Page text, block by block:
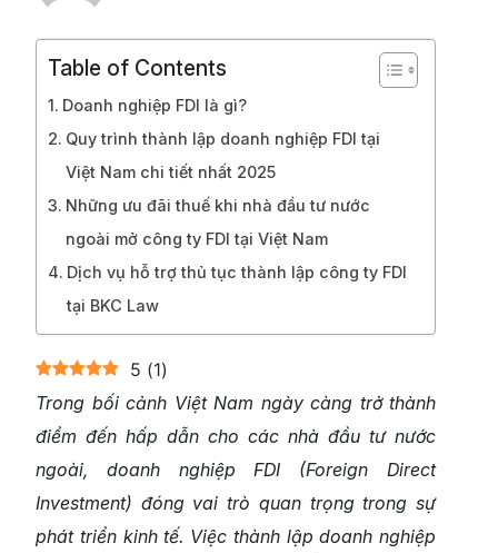
Table of Contents
Doanh nghiệp FDI là gì?
Quy trình thành lập doanh nghiệp FDI tại
Việt Nam chi tiết nhất 2025
Những ưu đãi thuế khi nhà đầu tư nước
ngoài mở công ty FDI tại Việt Nam
Dịch vụ hỗ trợ thủ tục thành lập công ty FDI
tại BKC Law
5 (1)
Trong bối cảnh Việt Nam ngày càng trở thành
điểm đến hấp dẫn cho các nhà đầu tư nước
ngoài, doanh nghiệp FDI (Foreign Direct
Investment) đóng vai trò quan trọng trong sự
phát triển kinh tế. Việc thành lập doanh nghiệp